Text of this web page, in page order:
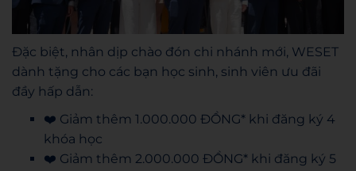
Đặc biệt, nhân dịp chào đón chi nhánh mới, WESET
dành tặng cho các bạn học sinh, sinh viên ưu đãi
đầy hấp dẫn:
❤️ Giảm thêm 1.000.000 ĐỒNG* khi đăng ký 4
khóa học
❤️ Giảm thêm 2.000.000 ĐỒNG* khi đăng ký 5